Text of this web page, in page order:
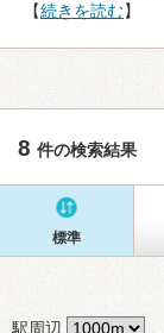
【続きを読む】
8 件の検索結果
標準
駅周辺